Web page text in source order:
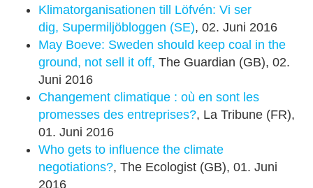
Klimatorganisationen till Löfvén: Vi ser
dig, Supermiljöbloggen (SE), 02. Juni 2016
May Boeve: Sweden should keep coal in the
ground, not sell it off, The Guardian (GB), 02.
Juni 2016
Changement climatique : où en sont les
promesses des entreprises?, La Tribune (FR),
01. Juni 2016
Who gets to influence the climate
negotiations?, The Ecologist (GB), 01. Juni
2016